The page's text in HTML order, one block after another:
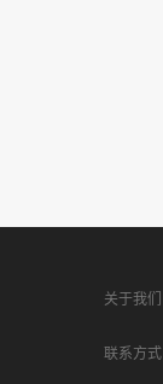
关于我们
联系方式